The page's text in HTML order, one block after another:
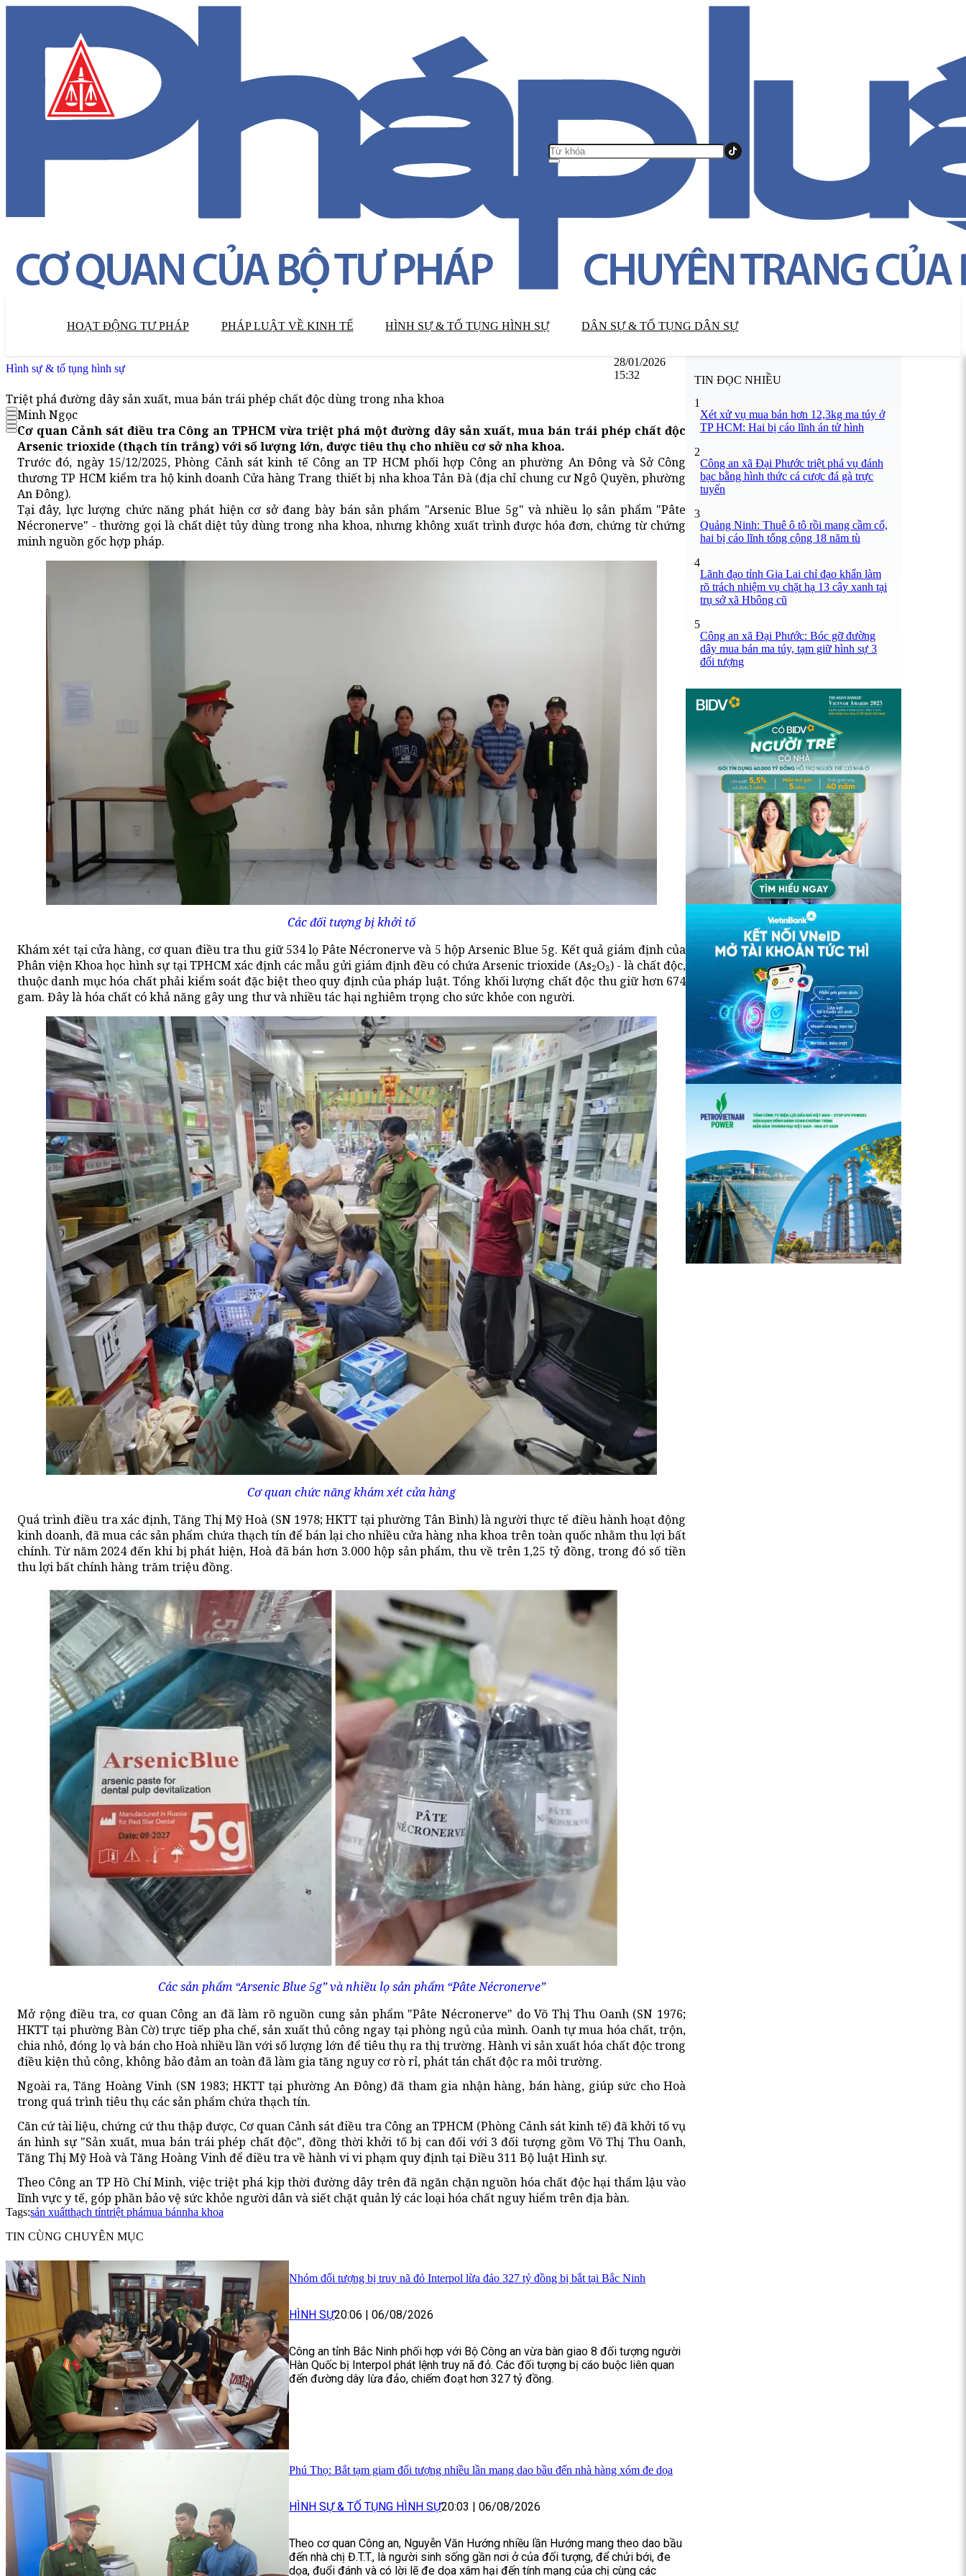
HOẠT ĐỘNG TƯ PHÁP PHÁP LUẬT VỀ KINH TẾ HÌNH SỰ & TỐ TỤNG HÌNH SỰ DÂN SỰ & TỐ TỤNG DÂN SỰ
Hình sự & tố tụng hình sự
28/01/2026
15:32
Triệt phá đường dây sản xuất, mua bán trái phép chất độc dùng trong nha khoa
Minh Ngọc
Cơ quan Cảnh sát điều tra Công an TPHCM vừa triệt phá một đường dây sản xuất, mua bán trái phép chất độc
Arsenic trioxide (thạch tín trắng) với số lượng lớn, được tiêu thụ cho nhiều cơ sở nha khoa.
Trước đó, ngày 15/12/2025, Phòng Cảnh sát kinh tế Công an TP HCM phối hợp Công an phường An Đông và Sở Công
thương TP HCM kiểm tra hộ kinh doanh Cửa hàng Trang thiết bị nha khoa Tản Đà (địa chỉ chung cư Ngô Quyền, phường
An Đông).
Tại đây, lực lượng chức năng phát hiện cơ sở đang bày bán sản phẩm "Arsenic Blue 5g" và nhiều lọ sản phẩm "Pâte
Nécronerve" - thường gọi là chất diệt tủy dùng trong nha khoa, nhưng không xuất trình được hóa đơn, chứng từ chứng
minh nguồn gốc hợp pháp.
Các đối tượng bị khởi tố
Khám xét tại cửa hàng, cơ quan điều tra thu giữ 534 lọ Pâte Nécronerve và 5 hộp Arsenic Blue 5g. Kết quả giám định của
Phân viện Khoa học hình sự tại TPHCM xác định các mẫu gửi giám định đều có chứa Arsenic trioxide (As₂O₃) - là chất độc,
thuộc danh mục hóa chất phải kiểm soát đặc biệt theo quy định của pháp luật. Tổng khối lượng chất độc thu giữ hơn 674
gam. Đây là hóa chất có khả năng gây ung thư và nhiều tác hại nghiêm trọng cho sức khỏe con người.
Cơ quan chức năng khám xét cửa hàng
Quá trình điều tra xác định, Tăng Thị Mỹ Hoà (SN 1978; HKTT tại phường Tân Bình) là người thực tế điều hành hoạt động
kinh doanh, đã mua các sản phẩm chứa thạch tín để bán lại cho nhiều cửa hàng nha khoa trên toàn quốc nhằm thu lợi bất
chính. Từ năm 2024 đến khi bị phát hiện, Hoà đã bán hơn 3.000 hộp sản phẩm, thu về trên 1,25 tỷ đồng, trong đó số tiền
thu lợi bất chính hàng trăm triệu đồng.
Các sản phẩm “Arsenic Blue 5g” và nhiều lọ sản phẩm “Pâte Nécronerve”
Mở rộng điều tra, cơ quan Công an đã làm rõ nguồn cung sản phẩm "Pâte Nécronerve" do Võ Thị Thu Oanh (SN 1976;
HKTT tại phường Bàn Cờ) trực tiếp pha chế, sản xuất thủ công ngay tại phòng ngủ của mình. Oanh tự mua hóa chất, trộn,
chia nhỏ, đóng lọ và bán cho Hoà nhiều lần với số lượng lớn để tiêu thụ ra thị trường. Hành vi sản xuất hóa chất độc trong
điều kiện thủ công, không bảo đảm an toàn đã làm gia tăng nguy cơ rò rỉ, phát tán chất độc ra môi trường.
Ngoài ra, Tăng Hoàng Vinh (SN 1983; HKTT tại phường An Đông) đã tham gia nhận hàng, bán hàng, giúp sức cho Hoà
trong quá trình tiêu thụ các sản phẩm chứa thạch tín.
Căn cứ tài liệu, chứng cứ thu thập được, Cơ quan Cảnh sát điều tra Công an TPHCM (Phòng Cảnh sát kinh tế) đã khởi tố vụ
án hình sự "Sản xuất, mua bán trái phép chất độc", đồng thời khởi tố bị can đối với 3 đối tượng gồm Võ Thị Thu Oanh,
Tăng Thị Mỹ Hoà và Tăng Hoàng Vinh để điều tra về hành vi vi phạm quy định tại Điều 311 Bộ luật Hình sự.
Theo Công an TP Hồ Chí Minh, việc triệt phá kịp thời đường dây trên đã ngăn chặn nguồn hóa chất độc hại thẩm lậu vào
lĩnh vực y tế, góp phần bảo vệ sức khỏe người dân và siết chặt quản lý các loại hóa chất nguy hiểm trên địa bàn.
Tags:sản xuấtthạch tíntriệt phámua bánnha khoa
TIN CÙNG CHUYÊN MỤC
Nhóm đối tượng bị truy nã đỏ Interpol lừa đảo 327 tỷ đồng bị bắt tại Bắc Ninh
HÌNH SỰ20:06 06/08/2026
Công an tỉnh Bắc Ninh phối hợp với Bộ Công an vừa bàn giao 8 đối tượng người
Hàn Quốc bị Interpol phát lệnh truy nã đỏ. Các đối tượng bị cáo buộc liên quan
đến đường dây lừa đảo, chiếm đoạt hơn 327 tỷ đồng.
Phú Thọ: Bắt tạm giam đối tượng nhiều lần mang dao bầu đến nhà hàng xóm đe dọa
HÌNH SỰ & TỐ TỤNG HÌNH SỰ20:03 | 06/08/2026
Theo cơ quan Công an, Nguyễn Văn Hướng nhiều lần Hướng mang theo dao bầu
đến nhà chị Đ.T.T., là người sinh sống gần nơi ở của đối tượng, để chửi bới, đe
dọa, đuổi đánh và có lời lẽ đe dọa xâm hại đến tính mạng của chị cùng các
TIN ĐỌC NHIỀU
1
Xét xử vụ mua bán hơn 12,3kg ma túy ở
TP HCM: Hai bị cáo lĩnh án tử hình
2
Công an xã Đại Phước triệt phá vụ đánh
bạc bằng hình thức cá cược đá gà trực
tuyến
3
Quảng Ninh: Thuê ô tô rồi mang cầm cố,
hai bị cáo lĩnh tổng cộng 18 năm tù
4
Lãnh đạo tỉnh Gia Lai chỉ đạo khẩn làm
rõ trách nhiệm vụ chặt hạ 13 cây xanh tại
trụ sở xã Hbông cũ
5
Công an xã Đại Phước: Bóc gỡ đường
dây mua bán ma túy, tạm giữ hình sự 3
đối tượng